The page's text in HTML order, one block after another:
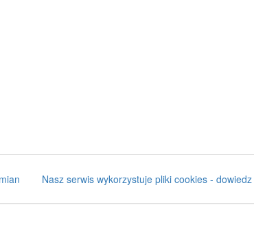
Nasz serwis wykorzystuje pliki cookies -